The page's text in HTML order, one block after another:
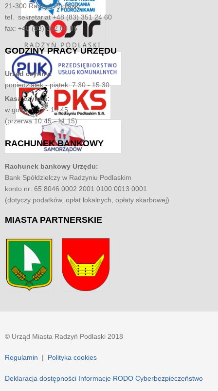
21-300 Radzyń Podlaski
tel. sekretariat +48 (83) 351 24 60
fax: +48 (83) 352 80 85
GODZINYPRACY URZĘDU
Urząd czynny:
poniedziałek - piątek: 7.30 - 15.30
Kasa czynna:
w godz. 7.30 - 14.45
(przerwa 10.45 - 11.15)
RACHUNEKBANKOWY
Rachunek bankowy Urzędu:
Bank Spółdzielczy w Radzyniu Podlaskim
konto nr: 65 8046 0002 2001 0100 0013 0001
(dotyczy podatków, opłat lokalnych, opłaty skarbowej)
MIASTA PARTNERSKIE
© Urząd Miasta Radzyń Podlaski 2018
Regulamin | Polityka cookies
Deklaracja dostępności Informacje RODO Cyberbezpieczeństwo